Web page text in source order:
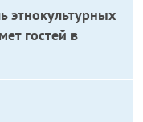
этнокультурных
гостей в